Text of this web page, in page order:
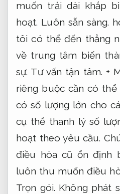
muốn trải dài khắp
hoạt. Luôn sẵn sàng.
tôi có thể đến thẳng
về trung tâm biến
sự. Tư vấn tận tâm. +
riêng buộc cần có
có số lượng lớn cho
cụ thể thanh lý số
hoạt theo yêu cầu.
điều hòa cũ ổn định
luôn thu muốn điều
Trọn gói. Không phát